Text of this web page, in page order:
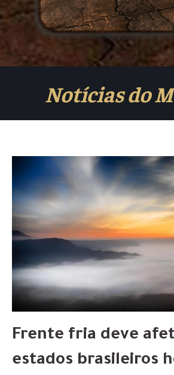
Notícias do
Frente fria deve
estados brasileiros